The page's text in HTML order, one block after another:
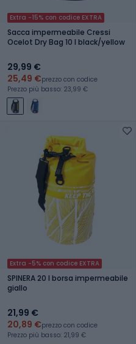
Extra -15% con codice EXTRA
Sacca impermeabile Cressi
Ocelot Dry Bag 10 l black/yellow
29,99 €
25,49 €prezzo con codice
Prezzo più basso: 23,99 €
Extra -5% con codice EXTRA
SPINERA 20 l borsa impermeabile
giallo
21,99 €
20,89 €prezzo con codice
Prezzo più basso: 21,99 €